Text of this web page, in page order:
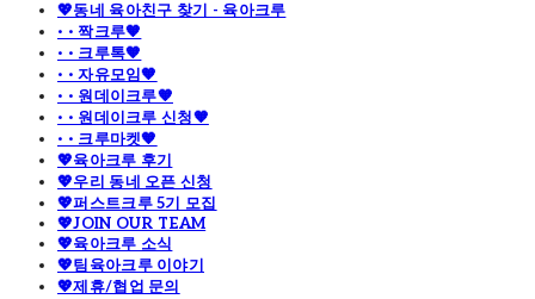
💖동네 육아친구 찾기 - 육아크루
· · 짝크루🧡
· · 크루톡🧡
· · 자유모임🧡
· · 원데이크루🧡
· · 원데이크루 신청🧡
· · 크루마켓🧡
💖육아크루 후기
💖우리 동네 오픈 신청
💖퍼스트크루 5기 모집
💖JOIN OUR TEAM
💖육아크루 소식
💖팀육아크루 이야기
💖제휴/협업 문의